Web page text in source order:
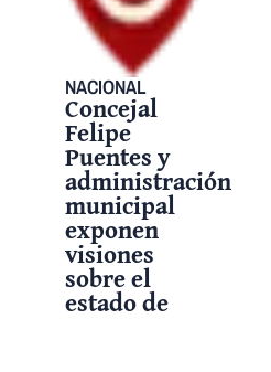
NACIONAL
Concejal
Felipe
Puentes y
administración
municipal
exponen
visiones
sobre el
estado de